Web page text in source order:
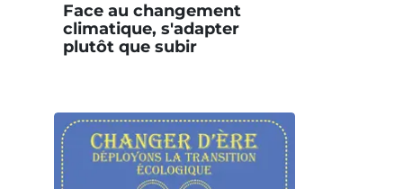
Face au changement
climatique, s'adapter
plutôt que subir